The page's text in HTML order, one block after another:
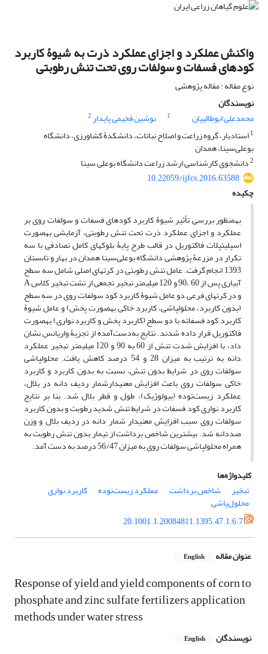
واکنش عملکرد و اجزای عملکرد ذرت به شیوۀ کاربرد
کود‌های فسفات و سولفات روی تحت تنش رطوبتی
نوع مقاله : مقاله پژوهشی
نویسندگان
محمدعلی ابوطالبیان
1 نوشین فخیمی پایدار2
1استادیار، گروه زراعت و اصلاح نباتات، دانشکدۀ کشاورزی، دانشگاه
بوعلی‌سینا، همدان
2دانشجوی کارشناسی ارشد زراعت دانشگاه بوعلی سینا
10.22059/ijfcs.2016.63588
چکیده
به­منظور بررسی تأثیر شیوۀ کاربرد کود­های فسفات و سولفات روی بر
عملکرد و اجزای عملکرد ذرت تحت تنش رطوبتی، آزمایشی به­صورت
اسپلیت­پلات ­فاکتوریل در قالب طرح پایۀ بلوک­های کامل تصادفی با سه
تکرار در مزرعۀ پژوهشی دانشگاه بوعلی‌سینا همدان در بهار و تابستان
1393 انجام گرفت. عامل تنش رطوبتی در کرت­های اصلی شامل سه سطح
آبیاری پس از 60 ،90 و 120 میلی­متر تبخیر تجمعی از تشت تبخیر کلاس A
و در کرت­های فرعی دو عامل شیوۀ کاربرد کود سولفات روی در سه سطح
(بدون کاربرد، محلول­پاشی، کاربرد خاکی به­صورت پخش) و عامل شیوۀ
کاربرد کود فسفاته با دو سطح (کاربرد پخش و کاربرد نواری) به­صورت
فاکتوریل قرار داده شدند. نتایج به‌دست‌آمده از تجزیۀ واریانس نشان
داد، با افزایش شدت تنش از 60 به 90 و 120 میلی­متر تبخیر عملکرد
دانه به ترتیب به میزان 28 و 54 درصد کاهش یافت. محلول­پاشی
سولفات روی در شرایط بدون تنش، نسبت به بدون کاربرد و کاربرد
خاکی سولفات روی باعث افزایش معنی­دارشمار ردیف دانه در بلال،
عملکرد زیست‌توده (بیولوژیک)، طول و قطر بلال شد. بنا بر نتایج
کاربرد نواری کود فسفات در شرایط تنش شدید رطوبت و بدون کاربرد
سولفات روی سبب افزایش معنی­دار شمار دانه در ردیف بلال و وزن
صددانه شد. بیشترین شاخص برداشت از تیمار بدون تنش رطوبت به
همراه محلول­پاشی سولفات روی به میزان 56/47 درصد به دست آمد.
کلیدواژه‌ها
تبخیر
شاخص برداشت عملکرد زیست‌توده کاربرد نواری
محلول‌پاشی
20.1001.1.20084811.1395.47.1.6.7
عنوان مقاله English
Response of yield and yield components of corn to
phosphate and zinc sulfate fertilizers application
methods under water stress
نویسندگان English